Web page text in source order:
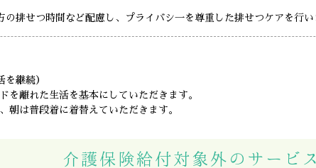
排せつ時間など配慮し、プライバシ一を尊重した排せつケアを行い
継続）
を離れた生活を基本にしていただきます。
朝は普段着に着替えていただきます。
介護保険給付対象外のサービス